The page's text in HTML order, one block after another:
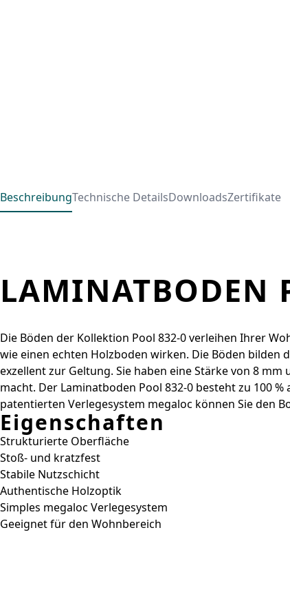
BeschreibungTechnische DetailsDownloadsZertifikate
LAMINATBODEN
Die Böden der Kollektion Pool 832-0 verleihen Ihrer
wie einen echten Holzboden wirken. Die Böden
exzellent zur Geltung. Sie haben eine Stärke von 8
macht. Der Laminatboden Pool 832-0 besteht zu 100
patentierten Verlegesystem megaloc können Sie den
Eigenschaften
Strukturierte Oberfläche
Stoß- und kratzfest
Stabile Nutzschicht
Authentische Holzoptik
Simples megaloc Verlegesystem
Geeignet für den Wohnbereich